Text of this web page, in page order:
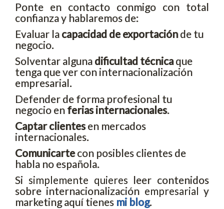
Ponte en contacto conmigo con total
confianza y hablaremos de:
Evaluar la capacidad de exportaciónde tu
negocio.
Solventar alguna dificultad técnicaque
tenga que ver con internacionalización
empresarial.
Defender de forma profesional tu
negocio en ferias internacionales.
Captar clientesen mercados
internacionales.
Comunicartecon posibles clientes de
habla no española.
Si simplemente quieres leer contenidos
sobre internacionalización empresarial y
marketing aquí tienes mi blog.